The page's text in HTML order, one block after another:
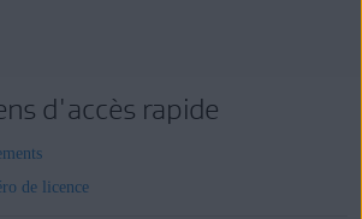
d'accès rapide
de licence